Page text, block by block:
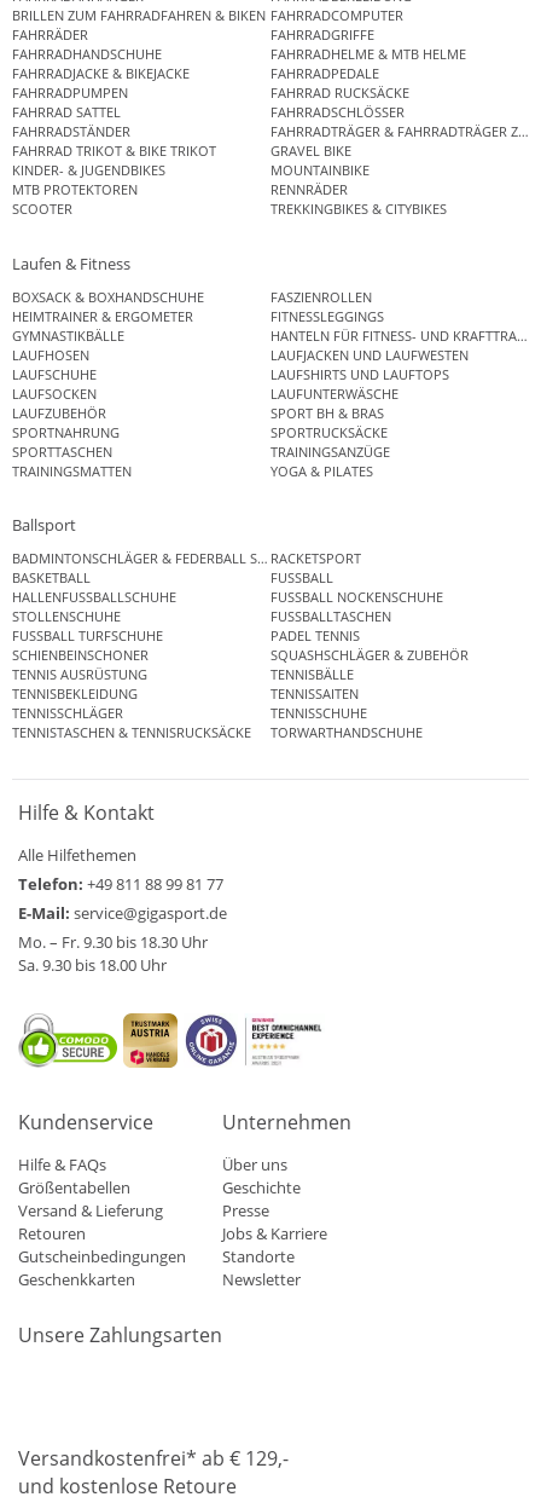
BRILLEN ZUM FAHRRADFAHREN & BIKEN FAHRRADCOMPUTER
FAHRRÄDER
FAHRRADGRIFFE
FAHRRADHANDSCHUHE
FAHRRADHELME & MTB HELME
FAHRRADJACKE & BIKEJACKE
FAHRRADPEDALE
FAHRRADPUMPEN
FAHRRAD RUCKSÄCKE
FAHRRAD SATTEL
FAHRRADSCHLÖSSER
FAHRRADSTÄNDER
FAHRRADTRÄGER & FAHRRADTRÄGER
FAHRRAD TRIKOT & BIKE TRIKOT
GRAVEL BIKE
KINDER- & JUGENDBIKES
MOUNTAINBIKE
MTB PROTEKTOREN
RENNRÄDER
SCOOTER
TREKKINGBIKES & CITYBIKES
Laufen & Fitness
BOXSACK & BOXHANDSCHUHE
FASZIENROLLEN
HEIMTRAINER & ERGOMETER
FITNESSLEGGINGS
GYMNASTIKBÄLLE
HANTELN FÜR FITNESS- UND
LAUFHOSEN
LAUFJACKEN UND LAUFWESTEN
LAUFSCHUHE
LAUFSHIRTS UND LAUFTOPS
LAUFSOCKEN
LAUFUNTERWÄSCHE
LAUFZUBEHÖR
SPORT BH & BRAS
SPORTNAHRUNG
SPORTRUCKSÄCKE
SPORTTASCHEN
TRAININGSANZÜGE
TRAININGSMATTEN
YOGA & PILATES
Ballsport
BADMINTONSCHLÄGER & FEDERBALL SETSRACKETSPORT
BASKETBALL
FUSSBALL
HALLENFUSSBALLSCHUHE
FUSSBALL NOCKENSCHUHE
STOLLENSCHUHE
FUSSBALLTASCHEN
FUSSBALL TURFSCHUHE
PADEL TENNIS
SCHIENBEINSCHONER
SQUASHSCHLÄGER & ZUBEHÖR
TENNIS AUSRÜSTUNG
TENNISBÄLLE
TENNISBEKLEIDUNG
TENNISSAITEN
TENNISSCHLÄGER
TENNISSCHUHE
TENNISTASCHEN & TENNISRUCKSÄCKE
TORWARTHANDSCHUHE
Hilfe & Kontakt
Alle Hilfethemen
Telefon: +49 811 88 99 81 77
E-Mail: service@gigasport.de
Mo. – Fr. 9.30 bis 18.30 Uhr
Sa. 9.30 bis 18.00 Uhr
Kundenservice
Hilfe & FAQs
Größentabellen
Versand & Lieferung
Retouren
Gutscheinbedingungen
Geschenkkarten
Unternehmen
Über uns
Geschichte
Presse
Jobs & Karriere
Standorte
Newsletter
Unsere Zahlungsarten
Versandkostenfrei* ab € 129,-
und kostenlose Retoure